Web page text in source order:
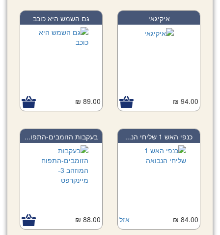
איקיגאי
94.00 ₪
גם השמש היא כוכב
89.00 ₪
כנפי האש 1 שליחי הנ...
אזל 84.00 ₪
בעקבות הזומבים-התפו...
88.00 ₪